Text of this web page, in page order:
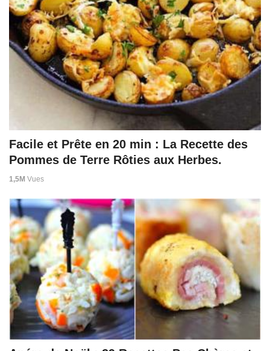
Facile et Prête en 20 min : La Recette des
Pommes de Terre Rôties aux Herbes.
1,5M Vues